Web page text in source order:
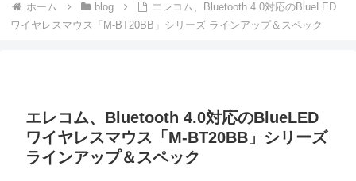
ホーム blog
エレコム、Bluetooth 4.0対応のBlueLED
ワイヤレスマウス「M-BT20BB」シリーズ ラインアップ＆スペック
エレコム、Bluetooth 4.0対応のBlueLED
ワイヤレスマウス「M-BT20BB」シリーズ
ラインアップ＆スペック